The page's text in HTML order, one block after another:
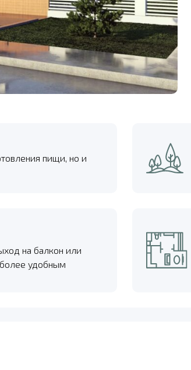
пищи, но и
на балкон или
удобным